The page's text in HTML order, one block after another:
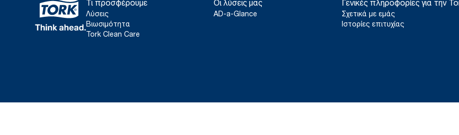
Έναντι προηγούμενης έκδοσης. Υπολογίστηκε ανά λίβρα/κιλό/
Αντιπροσωπεύει τη συλλογή ανταλλακτικών Tork Excelclean
αναλύσεις κύκλου ζωής (ΑΚΖ) που αξιολογήθηκαν από τρίτους
ποιότητας αναπλήρωσης. Επειδή αυτά τα δεδομένα είναι ένας
προορίζονται για χρήση σε αναφορές άνθρακα για
άνοιγμα και απόρριψη.
Μειώνει τον χρόνο καθαρισμού έως και κατά 35%
Panel test conducted by Swerea Research Institute,
Τι προσφέρουμε
Λύσεις
Βιωσιμότητα
Tork Clean Care
Οι λύσεις μας
AD-a-Glance
Γενικές πληροφορίες για την
Σχετικά με εμάς
Ιστορίες επιτυχίας